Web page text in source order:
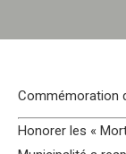
Commémoration
Honorer les «